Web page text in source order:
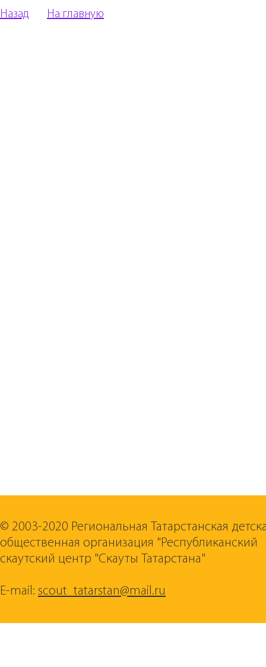
Назад На главную
© 2003-2020 Региональная Татарстанская
общественная организация "Республиканский
скаутский центр "Скауты Татарстана"
E-mail: scout_tatarstan@mail.ru